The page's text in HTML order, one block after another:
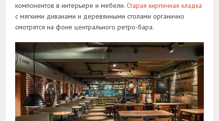
компонентов в интерьере и мебели.Старая кирпичная кладка
с мягкими диванами и деревянными столами органично
смотрятся на фоне центрального ретро-бара.